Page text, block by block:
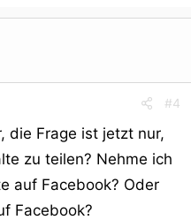
#4
die Frage ist jetzt nur,
zu teilen? Nehme ich
auf Facebook? Oder
Facebook?